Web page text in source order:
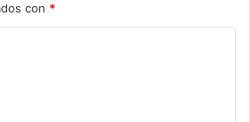
con *